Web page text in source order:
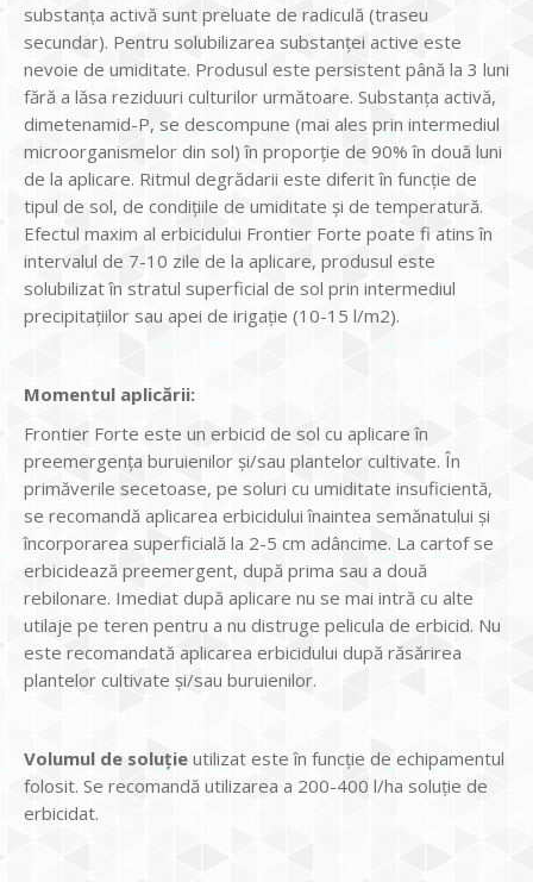
substanţa activă sunt preluate de radiculă (traseu
secundar). Pentru solubilizarea substanţei active este
nevoie de umiditate. Produsul este persistent până la 3 luni
fără a lăsa reziduuri culturilor următoare. Substanța activă,
dimetenamid-P, se descompune (mai ales prin intermediul
microorganismelor din sol) în proporţie de 90% în două luni
de la aplicare. Ritmul degrădarii este diferit în funcţie de
tipul de sol, de condiţiile de umiditate şi de temperatură.
Efectul maxim al erbicidului Frontier Forte poate fi atins în
intervalul de 7-10 zile de la aplicare, produsul este
solubilizat în stratul superficial de sol prin intermediul
precipitaţiilor sau apei de irigaţie (10-15 l/m2).
Momentul aplicării:
Frontier Forte este un erbicid de sol cu aplicare în
preemergenţa buruienilor şi/sau plantelor cultivate. În
primăverile secetoase, pe soluri cu umiditate insuficientă,
se recomandă aplicarea erbicidului înaintea semănatului şi
încorporarea superficială la 2-5 cm adâncime. La cartof se
erbicidează preemergent, după prima sau a două
rebilonare. Imediat după aplicare nu se mai intră cu alte
utilaje pe teren pentru a nu distruge pelicula de erbicid. Nu
este recomandată aplicarea erbicidului după răsărirea
plantelor cultivate şi/sau buruienilor.
Volumul de soluţie utilizat este în funcţie de echipamentul
folosit. Se recomandă utilizarea a 200-400 l/ha soluţie de
erbicidat.